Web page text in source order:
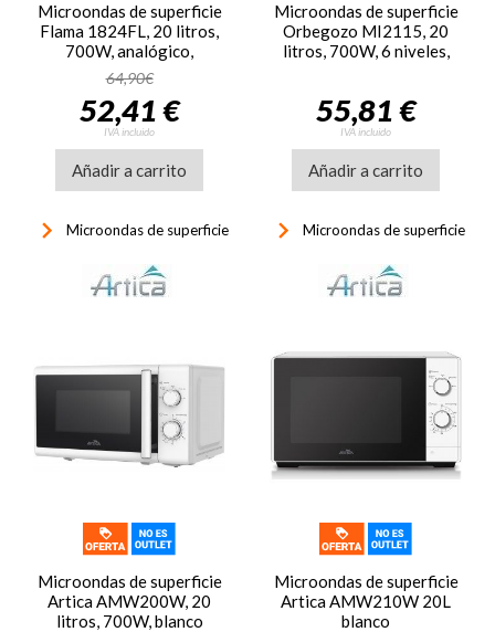
Microondas de superficie
Flama 1824FL, 20 litros,
700W, analógico,
temporizador, blanco
64,90€
52,41 €
IVA incluido
Añadir a carrito
keyboard_arrow_right Microondas de superficie
Microondas de superficie
Orbegozo MI2115, 20
litros, 700W, 6 niveles,
55,81 €
IVA incluido
Añadir a carrito
keyboard_arrow_right Microondas de superficie
Microondas de superficie
Artica AMW200W, 20
litros, 700W, blanco
Microondas de superficie
Artica AMW210W 20L
blanco